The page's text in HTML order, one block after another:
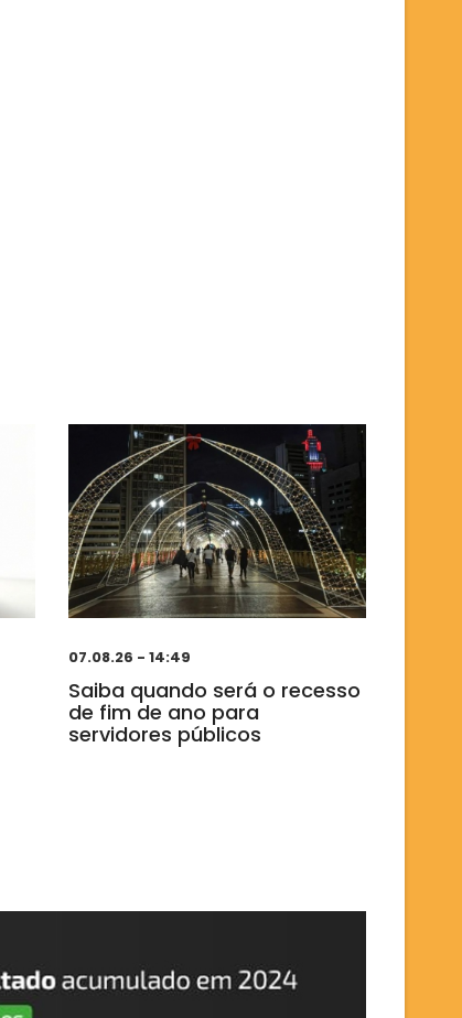
07.08.26 - 14:49
Saiba quando será o recesso
de fim de ano para
servidores públicos